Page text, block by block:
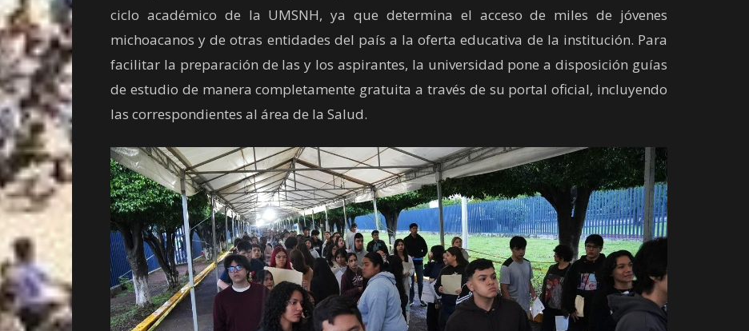
ciclo académico de la UMSNH, ya que determina el acceso de miles de jóvenes
michoacanos y de otras entidades del país a la oferta educativa de la institución. Para
facilitar la preparación de las y los aspirantes, la universidad pone a disposición guías
de estudio de manera completamente gratuita a través de su portal oficial, incluyendo
las correspondientes al área de la Salud.